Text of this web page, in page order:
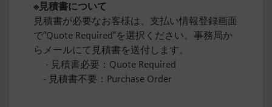
※見積書について
見積書が必要なお客様は、支払い情報登録画面
で”Quote Required”を選択ください。事務局か
らメールにて見積書を送付します。
- 見積書必要：Quote Required
- 見積書不要：Purchase Order